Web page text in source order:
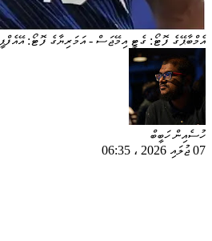
އެމްބާޕޭގެ ފޮޓޯ: ގެޓީ އިމޭޖަސް - އަމަރިޔާގެ ފޮޓޯ: އޭއެފްޕީ
ހުސެއިން ހަބީބް
07 ޖުލައި 2026
، 06:35